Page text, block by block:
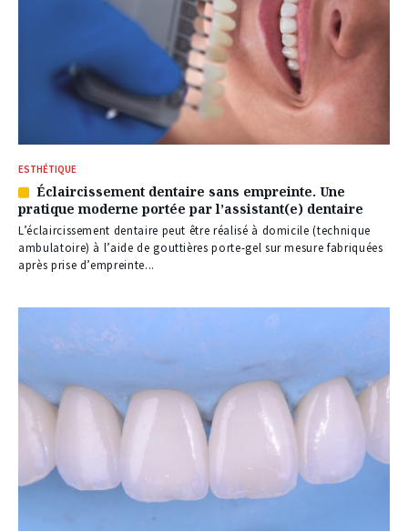
ESTHÉTIQUE
Article
réservé
à
nos
abonnés
Éclaircissement dentaire sans empreinte. Une
pratique moderne portée par l’assistant(e) dentaire
L’éclaircissement dentaire peut être réalisé à domicile (technique
ambulatoire) à l’aide de gouttières porte-gel sur mesure fabriquées
après prise d’empreinte...